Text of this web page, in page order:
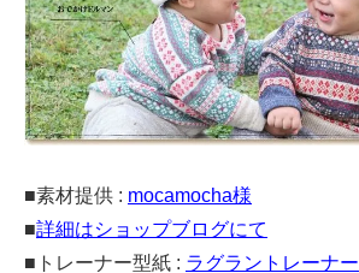
■素材提供 : mocamocha様
■詳細はショップブログにて
■トレーナー型紙 : ラグラントレーナー